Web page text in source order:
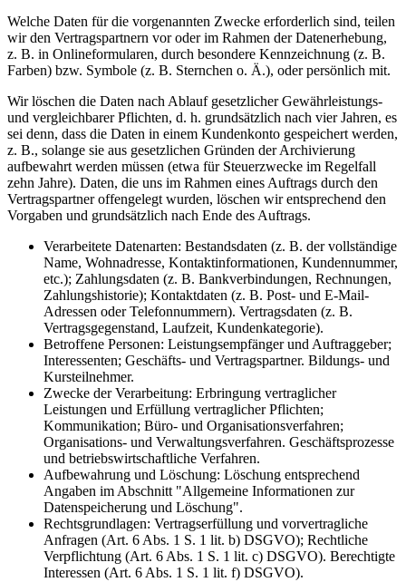
Welche Daten für die vorgenannten Zwecke erforderlich sind, teilen
wir den Vertragspartnern vor oder im Rahmen der Datenerhebung,
z. B. in Onlineformularen, durch besondere Kennzeichnung (z. B.
Farben) bzw. Symbole (z. B. Sternchen o. Ä.), oder persönlich mit.
Wir löschen die Daten nach Ablauf gesetzlicher Gewährleistungs-
und vergleichbarer Pflichten, d. h. grundsätzlich nach vier Jahren, es
sei denn, dass die Daten in einem Kundenkonto gespeichert werden,
z. B., solange sie aus gesetzlichen Gründen der Archivierung
aufbewahrt werden müssen (etwa für Steuerzwecke im Regelfall
zehn Jahre). Daten, die uns im Rahmen eines Auftrags durch den
Vertragspartner offengelegt wurden, löschen wir entsprechend den
Vorgaben und grundsätzlich nach Ende des Auftrags.
Verarbeitete Datenarten: Bestandsdaten (z. B. der vollständige
Name, Wohnadresse, Kontaktinformationen, Kundennummer,
etc.); Zahlungsdaten (z. B. Bankverbindungen, Rechnungen,
Zahlungshistorie); Kontaktdaten (z. B. Post- und E-Mail-
Adressen oder Telefonnummern). Vertragsdaten (z. B.
Vertragsgegenstand, Laufzeit, Kundenkategorie).
Betroffene Personen: Leistungsempfänger und Auftraggeber;
Interessenten; Geschäfts- und Vertragspartner. Bildungs- und
Kursteilnehmer.
Zwecke der Verarbeitung: Erbringung vertraglicher
Leistungen und Erfüllung vertraglicher Pflichten;
Kommunikation; Büro- und Organisationsverfahren;
Organisations- und Verwaltungsverfahren. Geschäftsprozesse
und betriebswirtschaftliche Verfahren.
Aufbewahrung und Löschung: Löschung entsprechend
Angaben im Abschnitt "Allgemeine Informationen zur
Datenspeicherung und Löschung".
Rechtsgrundlagen: Vertragserfüllung und vorvertragliche
Anfragen (Art. 6 Abs. 1 S. 1 lit. b) DSGVO); Rechtliche
Verpflichtung (Art. 6 Abs. 1 S. 1 lit. c) DSGVO). Berechtigte
Interessen (Art. 6 Abs. 1 S. 1 lit. f) DSGVO).